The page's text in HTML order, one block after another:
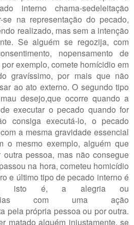
interno chama-sedeleitação
na representação do pecado,
realizado, mas sem a intenção
Se alguém se regozija, com
nopensamento de
exemplo, comete homícidio em
gravíssimo, por mais que não
ao ato externo. O segundo tipo
desejo,que ocorre quando a
executar o pecado quando for
consiga executá-lo, o pecado
a mesma gravidade essencial
o mesmo exemplo, alguém que
pessoa, mas não consegue
na hora, cometeu homicídio
e último tipo de pecado interno é
isto é, a alegria ou
com uma ação
pela própria pessoa ou por outra.
matado alguém injustamente, se